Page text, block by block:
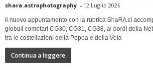
shara.astrophotography - 12 Luglio 2026
Il nuovo appuntamento con la rubrica ShaRA ci
globuli cometari CG30, CG31, CG38, ai bordi della
tra le costellazioni della Poppa e della Vela
Continua a leggere